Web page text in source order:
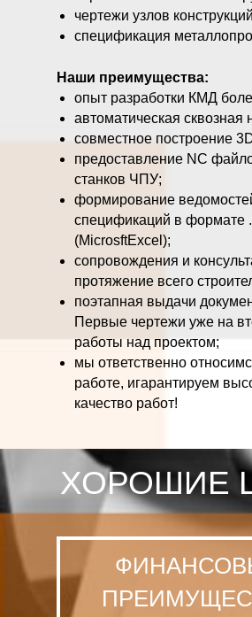
Наши преимущества:
опыт разработки КМД
автоматическая сквозная
совместное построение
предоставление NC
станков ЧПУ;
формирование
спецификаций в формате
(MicrosftExcel);
сопровождения и
протяжение всего
поэтапная выдачи
Первые чертежи уже на
работы над проектом;
мы ответственно
работе, игарантируем
качество работ!
чертежи узлов
спецификация
ХОРОШИЕ